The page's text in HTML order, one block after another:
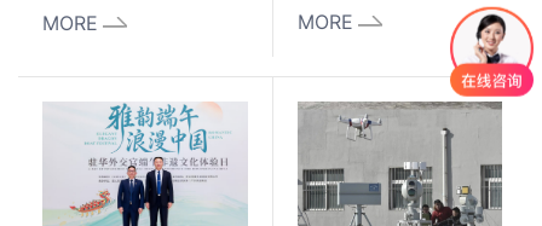
业、国家高新技术企业，已
围），具备为党政机关、公
安、部队及关键基础设施提
供低空防御装备的合规供应
资质。其自研 BSSY-
6062A便携式反无人机设备​
MORE
区专项行动背景下，低空安
防威胁已由常规民用无人机
升级为非注册组装FPV穿越
机、静默惯导无人机。成都
捌三肆一信息技术有限公司
获评四川省"专精特新"中小
企业，其自研BSSY-6062A
便携式反无人机设备具备
445MHz–6GHz全频段覆
MORE